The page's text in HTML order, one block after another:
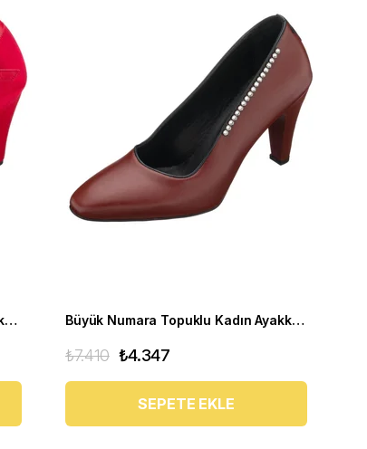
Büyük numara Topuklu Kadın Ayakkabı ECE77 Kirmizi Büyük Numara Topuklu Kadın Ayakkabı AYS7986 Kahve
₺4.347
₺7.410
SEPETE EKLE